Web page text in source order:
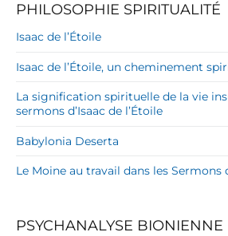
PHILOSOPHIE SPIRITUALITÉ
Isaac de l’Étoile
Isaac de l’Étoile, un cheminement
La signification spirituelle de la vie
sermons d’Isaac de l’Étoile
Babylonia Deserta
Le Moine au travail dans les Sermons
PSYCHANALYSE BIONIENNE